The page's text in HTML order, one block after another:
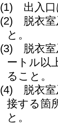
(1)
出入
(2)
脱衣
と。
(3)
脱衣
ートル以
ること。
(4)
脱衣
接する箇
と。